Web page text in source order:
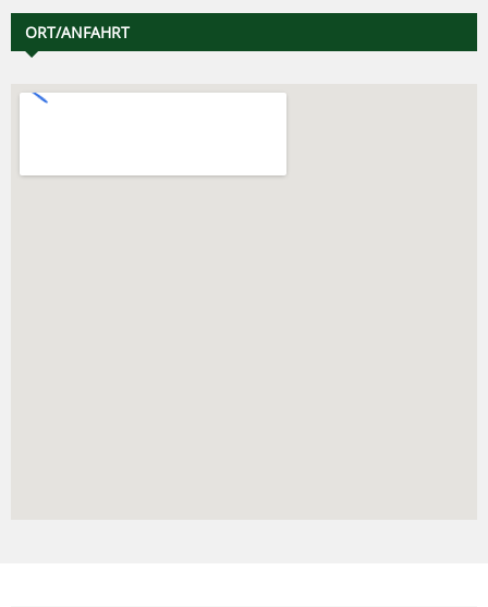
ORT/ANFAHRT